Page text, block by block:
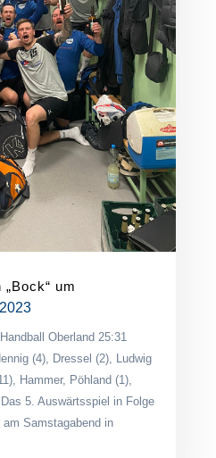
um
Oberland 25:31
(4), Dressel (2), Ludwig
Hammer, Pöhland (1),
5. Auswärtsspiel in Folge
am Samstagabend in